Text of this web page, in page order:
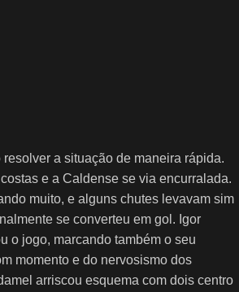
a situação de maneira rápida.
e a Caldense se via encurralada.
muito, e alguns chutes levavam sim
se converteu em gol. Igor
o jogo, marcando também o seu
momento e do nervosismo dos
arriscou esquema com dois centro